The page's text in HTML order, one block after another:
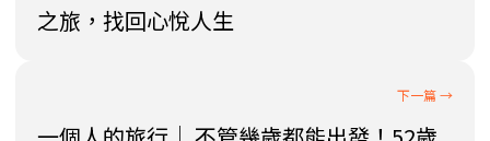
之旅，找回心悅人生